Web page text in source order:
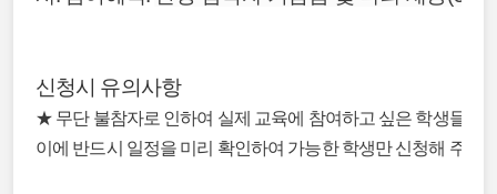
신청시 유의사항
★ 무단 불참자로 인하여 실제 교육에 참여하고 싶은 학생들이
이에 반드시 일정을 미리 확인하여 가능한 학생만 신청해 주시